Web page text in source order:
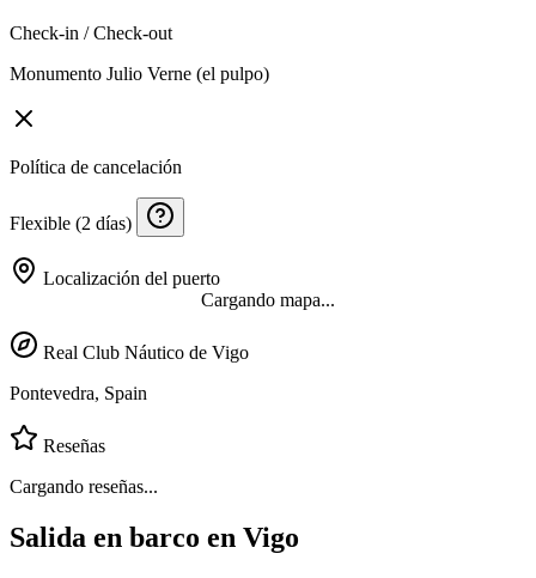
Check-in / Check-out
Monumento Julio Verne (el pulpo)
Política de cancelación
Flexible (2 días)
Localización del puerto
Cargando mapa...
Real Club Náutico de Vigo
Pontevedra, Spain
Reseñas
Cargando reseñas...
Salida en barco en Vigo